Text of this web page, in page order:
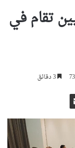
تقام في
73